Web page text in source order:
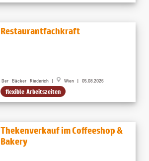
Restaurantfachkraft
Der Bäcker Riederich | Wien | 05.08.2026
flexible Arbeitszeiten
Thekenverkauf im Coffeeshop &
Bakery